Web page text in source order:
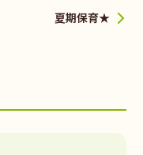
夏期保育★